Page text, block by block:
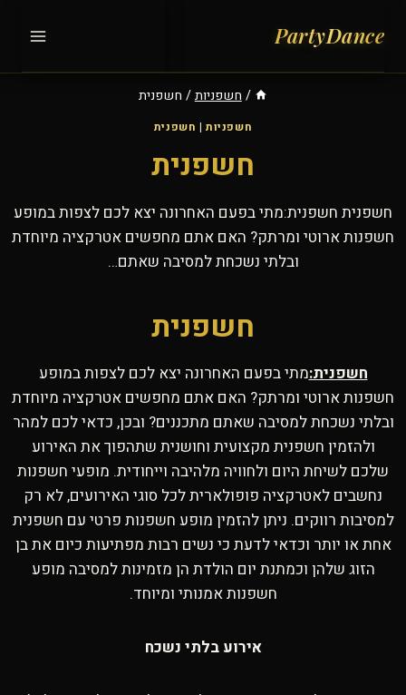
/ חשפניות / חשפנית
חשפניות| חשפנית
חשפנית
חשפנית חשפנית:מתי בפעם האחרונה יצא לכם לצפות במופע
חשפנות ארוטי ומרתק? האם אתם מחפשים אטרקציה מיוחדת
ובלתי נשכחת למסיבה שאתם…
חשפנית
חשפנית:מתי בפעם האחרונה יצא לכם לצפות במופע
חשפנות ארוטי ומרתק? האם אתם מחפשים אטרקציה מיוחדת
ובלתי נשכחת למסיבה שאתם מתכננים? ובכן, כדאי לכם למהר
ולהזמין חשפנית מקצועית וחושנית שתהפוך את האירוע
שלכם לשיחת היום ולחוויה מלהיבה וייחודית. מופעי חשפנות
נחשבים לאטרקציה פופולארית לכל סוגי האירועים, לא רק
למסיבות רווקים. ניתן להזמין מופע חשפנות פרטי עם חשפנית
אחת או יותר וכדאי לדעת כי נשים רבות מפתיעות כיום את בן
הזוג שלהן וכמתנת יום הולדת הן מזמינות למסיבה מופע
חשפנות אמנותי ומיוחד.
אירוע בלתי נשכח